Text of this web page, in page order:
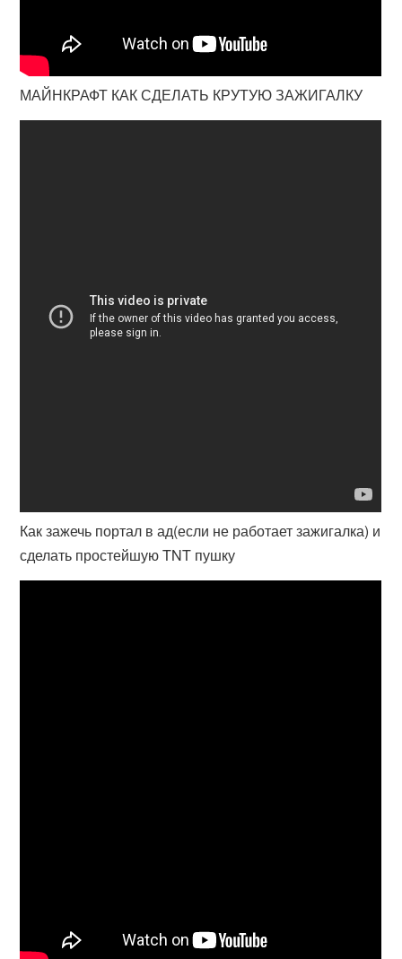
МАЙНКРАФТ КАК СДЕЛАТЬ КРУТУЮ ЗАЖИГАЛКУ
Как зажечь портал в ад(если не работает зажигалка) и
сделать простейшую TNT пушку